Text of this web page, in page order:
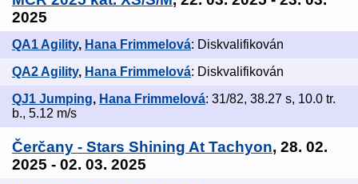
2025
QA1 Agility, Hana Frimmelová: Diskvalifikován
QA2 Agility, Hana Frimmelová: Diskvalifikován
QJ1 Jumping, Hana Frimmelová: 31/82, 38.27 s, 10.0 tr.
b., 5.12 m/s
Čerčany - Stars Shining At Tachyon, 28. 02.
2025 - 02. 03. 2025